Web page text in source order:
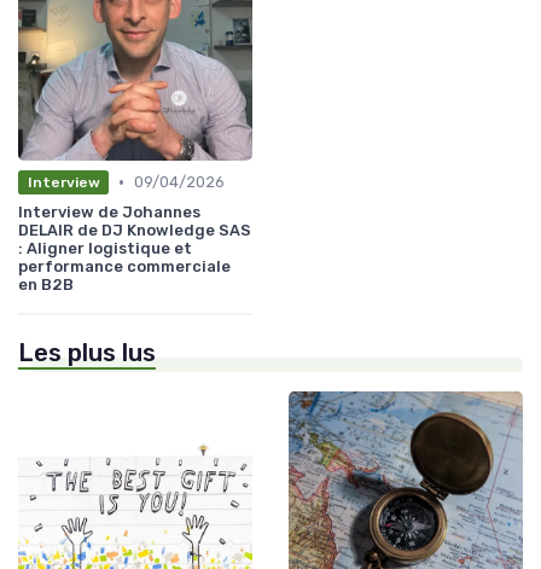
Interview • 09/04/2026
Interview de Johannes
DELAIR de DJ Knowledge SAS
: Aligner logistique et
performance commerciale
en B2B
Les plus lus